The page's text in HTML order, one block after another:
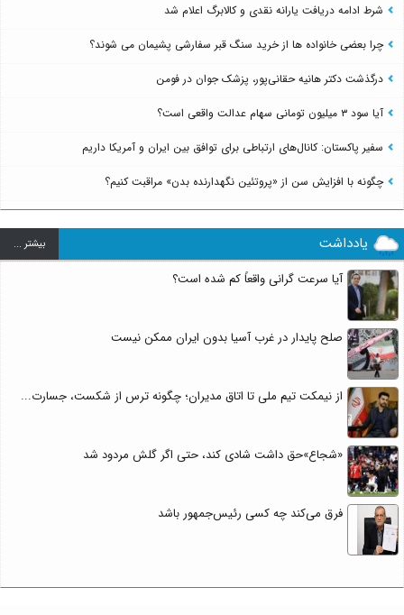
شرط ادامه دریافت یارانه نقدی و کالابرگ اعلام شد
چرا بعضی خانواده ها از خرید سنگ قبر سفارشی پشیمان می شوند؟
درگذشت دکتر هانیه حقانی‌پور، پزشک جوان در فومن
آیا سود ۳ میلیون تومانی سهام عدالت واقعی است؟
سفیر پاکستان: کانال‌های ارتباطی برای توافق بین ایران و آمریکا داریم
چگونه با افزایش سن از «پروتئین نگهدارنده بدن» مراقبت کنیم؟
یادداشت بيشتر ...
آیا سرعت گرانی واقعاً کم شده است؟
صلح پایدار در غرب آسیا بدون ایران ممکن نیست
از نیمکت تیم ملی تا اتاق مدیران؛ چگونه ترس از شکست، جسارت...
«شجاع»حق داشت شادی کند، حتی اگر گلش مردود شد
فرق می‌کند چه کسی رئیس‌جمهور باشد